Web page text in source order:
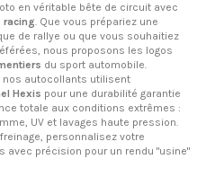
en véritable bête de circuit avec
racing. Que vous prépariez une
de rallye ou que vous souhaitiez
nous proposons les logos
du sport automobile.
nos autocollants utilisent
Hexis pour une durabilité garantie
totale aux conditions extrêmes :
UV et lavages haute pression.
personnalisez votre
avec précision pour un rendu "usine"